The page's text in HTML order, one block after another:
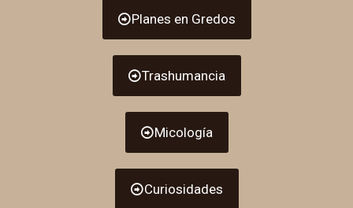
Planes en Gredos
Trashumancia
Micología
Curiosidades